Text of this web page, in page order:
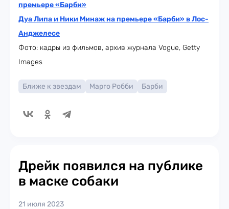
премьере «Барби»
Дуа Липа и Ники Минаж на премьере «Барби» в Лос-
Анджелесе
Фото: кадры из фильмов, архив журнала Vogue, Getty
Images
Ближе к звездам Марго Робби Барби
Дрейк появился на публике
в маске собаки
21 июля 2023